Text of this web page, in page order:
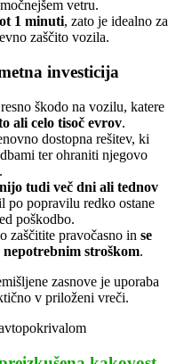
vetru.
1 minuti, zato je idealno za
zaščito vozila.
investicija
škodo na vozilu, katere
ali celo tisoč evrov.
dostopna rešitev, ki
ter ohraniti njegovo
tudi več dni ali tednov
po popravilu redko ostane
poškodbo.
zaščitite pravočasno in se
stroškom.
zasnove je uporaba
v priloženi vreči.